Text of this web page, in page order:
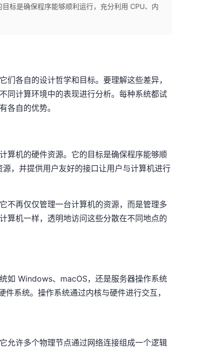
标是确保程序能够顺利运行，充分利用 CPU、内
各自的设计哲学和目标。要理解这些差异，
同计算环境中的表现进行分析。每种系统都试
各自的优势。
算机的硬件资源。它的目标是确保程序能够顺
，并提供用户友好的接口让用户与计算机进行
不再仅仅管理一台计算机的资源，而是管理多
算机一样，透明地访问这些分散在不同地点的
如 Windows、macOS，还是服务器操作系统
系统。操作系统通过内核与硬件进行交互，
允许多个物理节点通过网络连接组成一个逻辑